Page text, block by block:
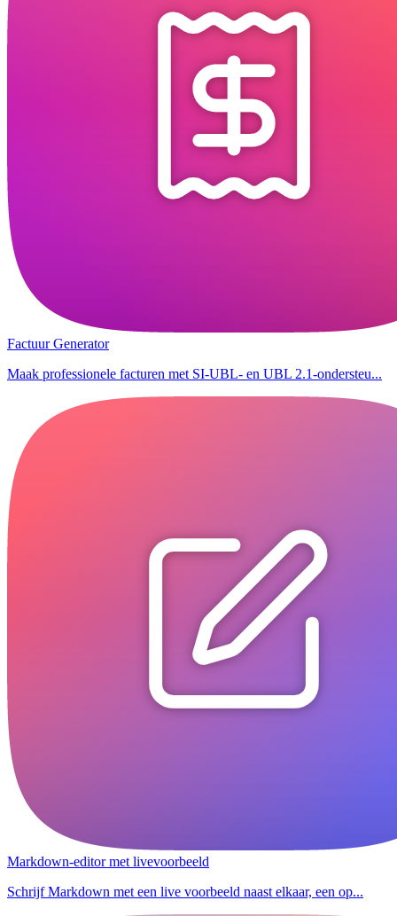
Factuur Generator
Maak professionele facturen met SI-UBL- en UBL 2.1-ondersteu...
Markdown-editor met livevoorbeeld
Schrijf Markdown met een live voorbeeld naast elkaar, een op...